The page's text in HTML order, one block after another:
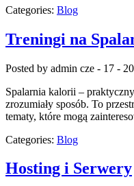
Categories: Blog
Treningi na
Posted by admin cze - 17 -
Spalarnia kalorii –
zrozumiały sposób. To
tematy, które mogą
Categories: Blog
Hosting i Serwery